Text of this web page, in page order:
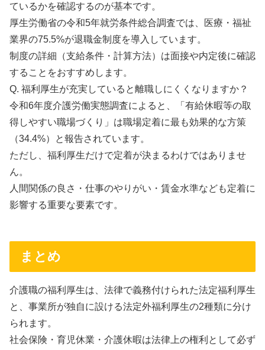
ているかを確認するのが基本です。
厚生労働省の令和5年就労条件総合調査では、医療・福祉
業界の75.5%が退職金制度を導入しています。
制度の詳細（支給条件・計算方法）は面接や内定後に確認
することをおすすめします。
Q. 福利厚生が充実していると離職しにくくなりますか？
令和6年度介護労働実態調査によると、「有給休暇等の取
得しやすい職場づくり」は職場定着に最も効果的な方策
（34.4%）と報告されています。
ただし、福利厚生だけで定着が決まるわけではありませ
ん。
人間関係の良さ・仕事のやりがい・賃金水準なども定着に
影響する重要な要素です。
まとめ
介護職の福利厚生は、法律で義務付けられた法定福利厚生
と、事業所が独自に設ける法定外福利厚生の2種類に分け
られます。
社会保険・育児休業・介護休暇は法律上の権利として必ず